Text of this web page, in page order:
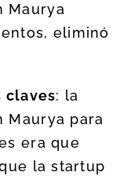
Maurya
eliminó
claves: la
Maurya para
era que
la startup